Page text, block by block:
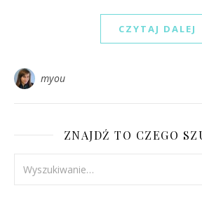
CZYTAJ DALEJ
myou
ZNAJDŹ TO CZEGO